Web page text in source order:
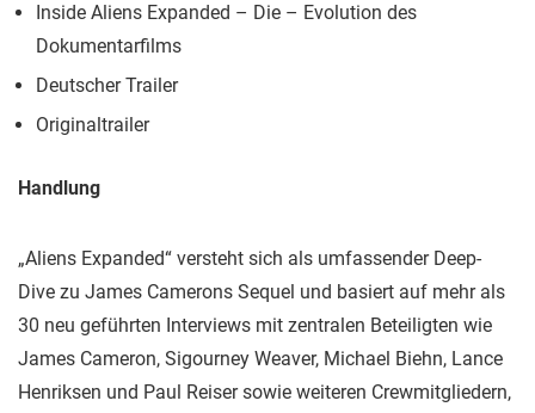
Inside Aliens Expanded – Die – Evolution des
Dokumentarfilms
Deutscher Trailer
Originaltrailer
Handlung
„Aliens Expanded“ versteht sich als umfassender Deep-
Dive zu James Camerons Sequel und basiert auf mehr als
30 neu geführten Interviews mit zentralen Beteiligten wie
James Cameron, Sigourney Weaver, Michael Biehn, Lance
Henriksen und Paul Reiser sowie weiteren Crewmitgliedern,